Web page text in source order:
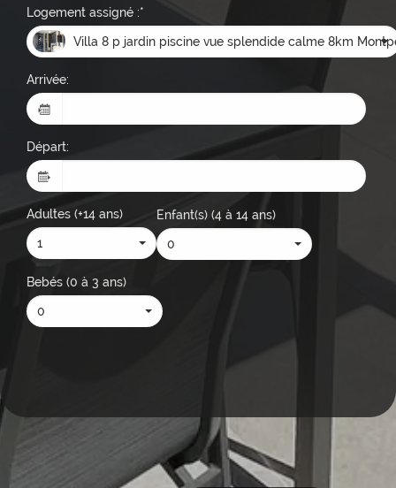
Logement assigné :*
Villa 8 p jardin piscine vue splendide calme 8km
Arrivée:
Départ:
Adultes (+14 ans)
1
Enfant(s) (4 à 14 ans)
0
Bebés (0 à 3 ans)
0